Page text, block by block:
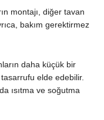
montajı, diğer tavan
bakım gerektirmez
daha küçük bir
elde edebilir.
ısıtma ve soğutma